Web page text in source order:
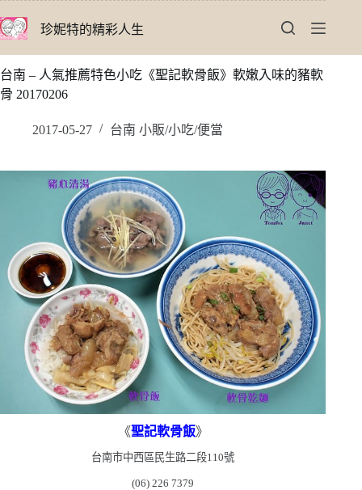
至
要
內
珍妮特的精彩人生
台南 – 人氣推薦特色小吃《聖記軟骨飯》軟嫩入味的豬軟
骨 20170206
2017-05-27 台南 小販/小吃/便當
《聖記軟骨飯》
台南市中西區民生路二段110號
(06) 226 7379